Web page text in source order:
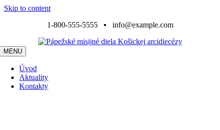
Skip to content
1-800-555-5555 ▪ info@example.com
MENU
Úvod
Aktuality
Kontakty